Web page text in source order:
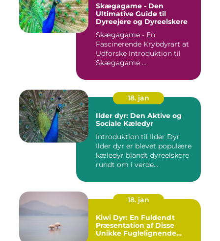
Skægagame - Den
Ultimative Guide til
Dyreejere og Dyreelskere
Skægagame - En
Fascinerende Krybdyrart at
Udforske Introduktion til
Skægagame ...
18. jan
Ilder dyr: Den Aktive og
Sociale Kæledyr
Introduktion til Ilder Dyr
Ilder dyr er blevet populære
kæledyr blandt dyreelskere
rundt om i verde...
18. jan
Kiwi Dyr: En Fuldendt
Præsentation af Disse
Unikke Fuglelignende